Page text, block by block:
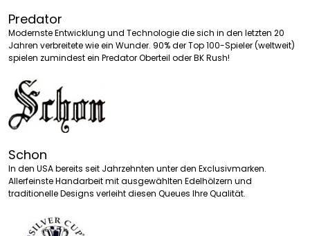
Predator
Modernste Entwicklung und Technologie die sich in den letzten 20
Jahren verbreitete wie ein Wunder. 90% der Top 100-Spieler (weltweit)
spielen zumindest ein Predator Oberteil oder BK Rush!
Schon
In den USA bereits seit Jahrzehnten unter den Exclusivmarken.
Allerfeinste Handarbeit mit ausgewählten Edelhölzern und
traditionelle Designs verleiht diesen Queues Ihre Qualität.